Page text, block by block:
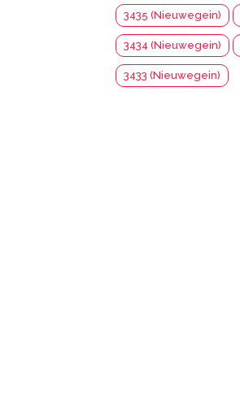
3435 (Nieuwegein)
3434 (Nieuwegein)
3433 (Nieuwegein)